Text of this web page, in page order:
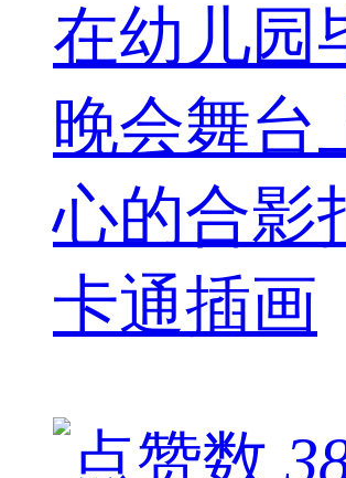
在幼儿园
晚会舞台
心的合影
卡通插画